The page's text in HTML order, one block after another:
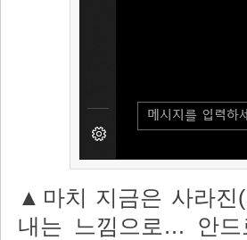
▲마치 지금은 사라진
내는 느낌으로… 안드